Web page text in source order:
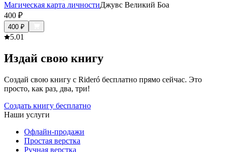
Магическая карта личностиДжувс Великий Боа
400 ₽
400 ₽
5.01
Издай свою книгу
Создай свою книгу с Rideró бесплатно прямо сейчас. Это
просто, как раз, два, три!
Создать книгу бесплатно
Наши услуги
Офлайн-продажи
Простая верстка
Ручная верстка